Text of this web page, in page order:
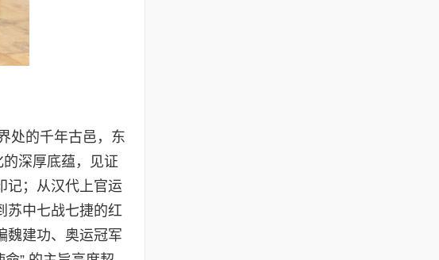
处的千年古邑，东
深厚底蕴，见证
记；从汉代上官运
苏中七战七捷的红
魏建功、奥运冠军